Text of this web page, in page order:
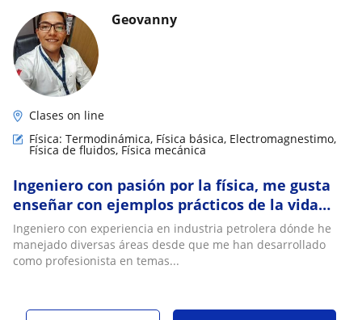
Geovanny
Clases on line
Física: Termodinámica, Física básica, Electromagnestimo,
Física de fluidos, Física mecánica
Ingeniero con pasión por la física, me gusta
enseñar con ejemplos prácticos de la vida
cotidiana y de la industria, la paciencia y
constancia me destacan
Ingeniero con experiencia en industria petrolera dónde he
manejado diversas áreas desde que me han desarrollado
como profesionista en temas...